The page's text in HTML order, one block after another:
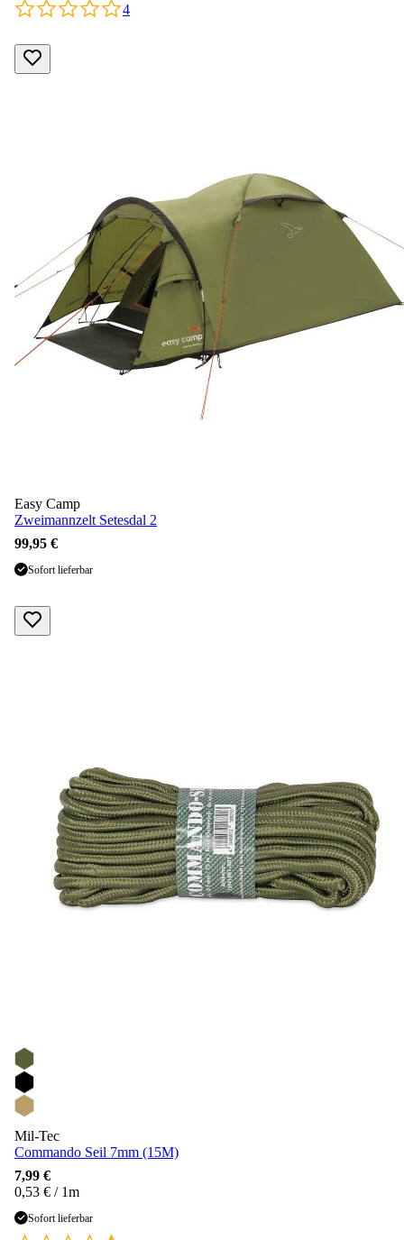
4
Easy Camp
Zweimannzelt Setesdal 2
99,95 €
Sofort lieferbar
Mil-Tec
Commando Seil 7mm (15M)
7,99 €
0,53 € / 1m
Sofort lieferbar